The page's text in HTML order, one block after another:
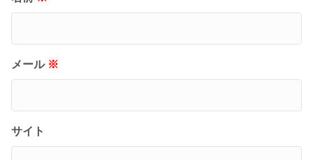
メール ※
サイト